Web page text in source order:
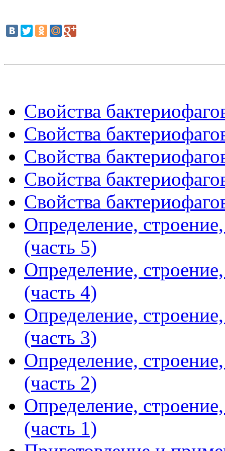
Свойства
Свойства
Свойства
Свойства
Свойства
Определение,
(часть 5)
Определение,
(часть 4)
Определение,
(часть 3)
Определение,
(часть 2)
Определение,
(часть 1)